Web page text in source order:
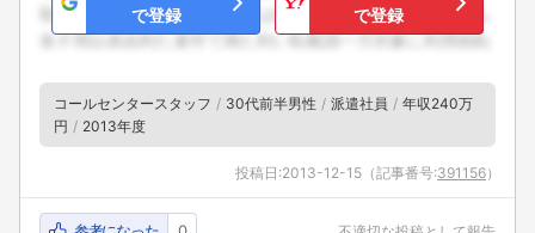
で登録
で登録
コールセンタースタッフ 30代前半男性 派遣社員
年収240万
円
2013年度
投稿日:2013-12-15 （記事番号:391156）